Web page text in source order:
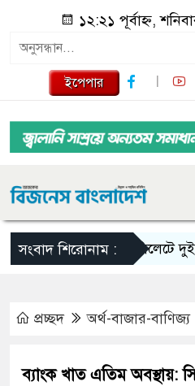
১২:২১ পূর্বাহ্ন,
ইপেপার
সংবাদ শিরোনাম :সিলেটে দুই
প্রচ্ছদ অর্থ-বাজার-বাণিজ্য
ব্যাংক খাত এতিম অবস্থায়: